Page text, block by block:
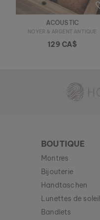
ACOUSTIC
NOYER & ARGENT ANTIQUE
129 CA$
BOUTIQUE
Montres
Bijouterie
Handtaschen
Lunettes de soleil
Bandlets